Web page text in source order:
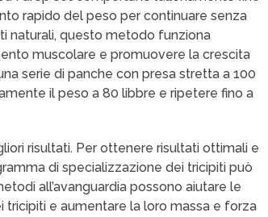
rapido del peso per continuare senza
naturali, questo metodo funziona
muscolare e promuovere la crescita
serie di panche con presa stretta a 100
il peso a 80 libbre e ripetere fino a
risultati. Per ottenere risultati ottimali e
di specializzazione dei tricipiti può
all’avanguardia possono aiutare le
e aumentare la loro massa e forza